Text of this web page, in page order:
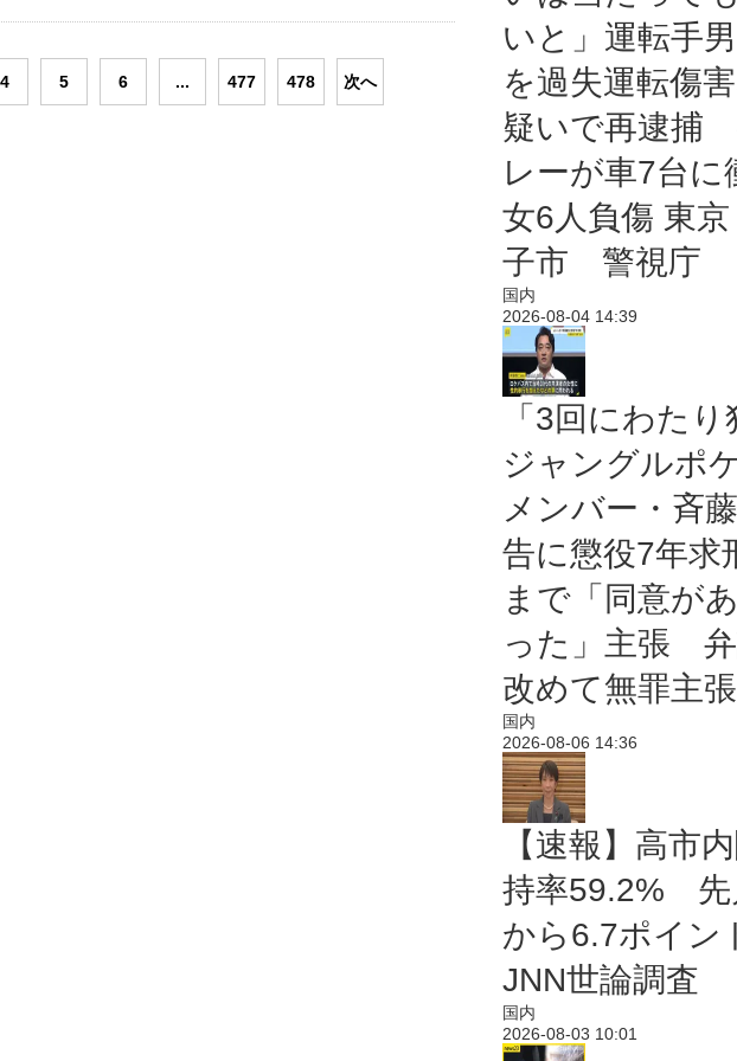
4 5 6 ... 477 478 次へ
いと」運転手男
を過失運転傷
疑いで再逮捕
レーが車7台に
女6人負傷 東京
子市 警視庁
国内
2026-08-04 14:39
「3回にわたり
ジャングルポ
メンバー・斉
告に懲役7年
まで「同意が
った」主張
改めて無罪主張
国内
2026-08-06 14:36
【速報】高市
持率59.2% 先
から6.7ポイ
JNN世論調査
国内
2026-08-03 10:01